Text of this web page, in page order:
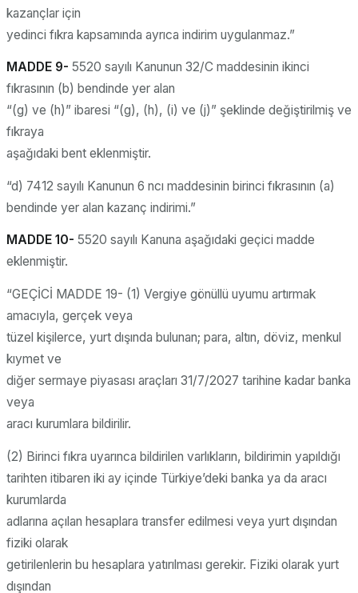
kazançlar için
yedinci fıkra kapsamında ayrıca indirim uygulanmaz.”
MADDE 9- 5520 sayılı Kanunun 32/C maddesinin ikinci
fıkrasının (b) bendinde yer alan
“(g) ve (h)” ibaresi “(g), (h), (i) ve (j)” şeklinde değiştirilmiş ve
fıkraya
aşağıdaki bent eklenmiştir.
“d) 7412 sayılı Kanunun 6 ncı maddesinin birinci fıkrasının (a)
bendinde yer alan kazanç indirimi.”
MADDE 10- 5520 sayılı Kanuna aşağıdaki geçici madde
eklenmiştir.
“GEÇİCİ MADDE 19- (1) Vergiye gönüllü uyumu artırmak
amacıyla, gerçek veya
tüzel kişilerce, yurt dışında bulunan; para, altın, döviz, menkul
kıymet ve
diğer sermaye piyasası araçları 31/7/2027 tarihine kadar banka
veya
aracı kurumlara bildirilir.
(2) Birinci fıkra uyarınca bildirilen varlıkların, bildirimin yapıldığı
tarihten itibaren iki ay içinde Türkiye’deki banka ya da aracı
kurumlarda
adlarına açılan hesaplara transfer edilmesi veya yurt dışından
fiziki olarak
getirilenlerin bu hesaplara yatırılması gerekir. Fiziki olarak yurt
dışından